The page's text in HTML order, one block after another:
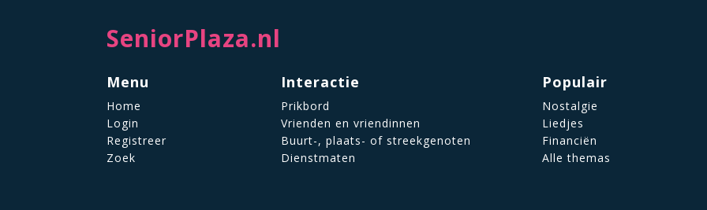
SeniorPlaza.nl
Menu
Home
Login
Registreer
Zoek
Interactie
Prikbord
Vrienden en vriendinnen
Buurt-, plaats- of streekgenoten
Dienstmaten
Populair
Nostalgie
Liedjes
Financiën
Alle themas